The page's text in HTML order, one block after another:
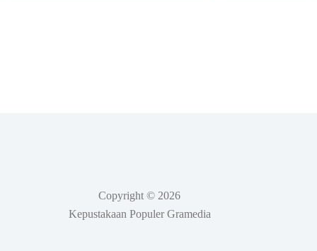
Copyright © 2026
Kepustakaan Populer Gramedia